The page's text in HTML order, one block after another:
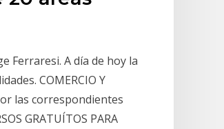
Ferraresi. A día de hoy la
COMERCIO Y
las correspondientes
GRATUÍTOS PARA